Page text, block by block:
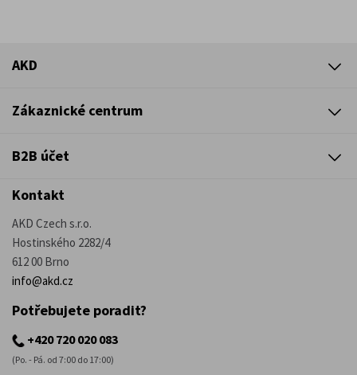
AKD
Zákaznické centrum
B2B účet
Kontakt
AKD Czech s.r.o.
Hostinského 2282/4
612 00 Brno
info@akd.cz
Potřebujete poradit?
+420 720 020 083
(Po. - Pá. od 7:00 do 17:00)